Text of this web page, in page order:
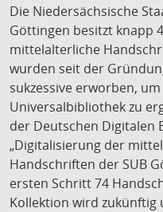
Die Niedersächsische
Göttingen besitzt knapp
mittelalterliche
wurden seit der
sukzessive erworben,
Universalbibliothek zu
der Deutschen Digitalen
„Digitalisierung der
Handschriften der SUB
ersten Schritt 74
Kollektion wird